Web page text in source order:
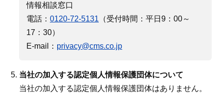
情報相談窓口
電話： 0120-72-5131 （受付時間：平日9：00～
17：30）
E-mail： privacy@cms.co.jp
当社の加入する認定個人情報保護団体について
当社の加入する認定個人情報保護団体はありません。